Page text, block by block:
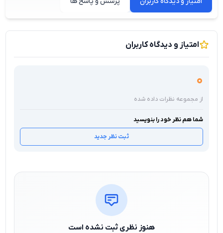
امتیاز و دیدگاه کاربران
0
از مجموعه نظرات داده شده
شما هم نظر خود را بنویسید
ثبت نظر جدید
هنوز نظری ثبت نشده است